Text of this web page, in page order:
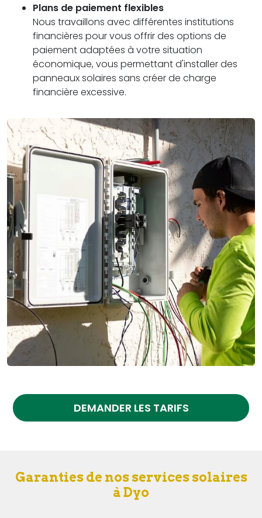
Plans de paiement flexibles
Nous travaillons avec différentes institutions
financières pour vous offrir des options de
paiement adaptées à votre situation
économique, vous permettant d'installer des
panneaux solaires sans créer de charge
financière excessive.
DEMANDER LES TARIFS
Garanties de nos services solaires
à Dyo